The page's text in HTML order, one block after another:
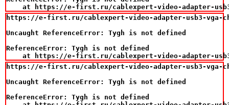
at https://e-first.ru/cablexpert-video-adapter-
https://e-first.ru/cablexpert-video-adapter-usb3-vga-
Uncaught ReferenceError: Tygh is not defined
ReferenceError: Tygh is not defined
at https://e-first.ru/cablexpert-video-adapter-
https://e-first.ru/cablexpert-video-adapter-usb3-vga-
Uncaught ReferenceError: Tygh is not defined
ReferenceError: Tygh is not defined